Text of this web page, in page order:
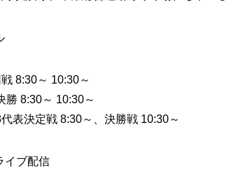
8:30～ 10:30～
勝 8:30～ 10:30～
表決定戦 8:30～、決勝戦 10:30～
イブ配信